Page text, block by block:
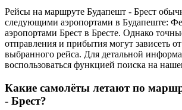
Рейсы на маршруте Будапешт - Брест
следующими аэропортами в Будапеште:
аэропортами Брест в Бресте. Однако
отправления и прибытия могут зависеть
выбранного рейса. Для детальной
воспользоваться функцией поиска на
Какие самолёты летают по
- Брест?